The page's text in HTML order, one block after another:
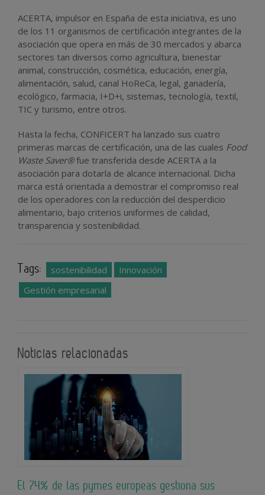
ACERTA, impulsor en España de esta iniciativa, es uno
de los 11 organismos de certificación integrantes de la
asociación que opera en más de 30 mercados y abarca
sectores tan diversos como agricultura, bienestar
animal, construcción, cosmética, educación, energía,
alimentación, salud, canal HoReCa, legal, ganadería,
ecológico, farmacia, I+D+i, sistemas, tecnología, textil,
TIC y turismo, entre otros.
Hasta la fecha, CONFICERT ha lanzado sus cuatro
primeras marcas de certificación, una de las cuales Food
Waste Saver®fue transferida desde ACERTA a la
asociación para dotarla de alcance internacional. Dicha
marca está orientada a demostrar el compromiso real
de los operadores con la reducción del desperdicio
alimentario, bajo criterios uniformes de calidad,
transparencia y sostenibilidad.
Tags: sostenibilidad
Innovación
Gestión empresarial
Noticias relacionadas
El 74% de las pymes europeas gestiona sus